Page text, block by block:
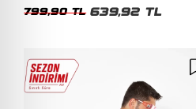
799,90 TL 639,92 TL